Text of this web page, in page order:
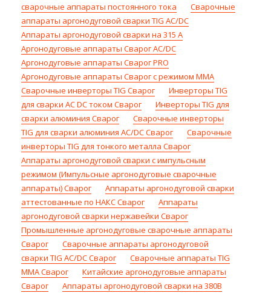
сварочные аппараты постоянного тока
Сварочные
аппараты аргонодуговой сварки TIG AC/DC
Аппараты аргонодуговой сварки на 315 А
Аргонодуговые аппараты Сварог AC/DC
Аргонодуговые аппараты Сварог PRO
Аргонодуговые аппараты Сварог с режимом ММА
Сварочные инверторы TIG Сварог
Инверторы TIG
для сварки AC DC током Сварог
Инверторы TIG для
сварки алюминия Сварог
Сварочные инверторы
TIG для сварки алюминия AC/DC Сварог
Сварочные
инверторы TIG для тонкого металла Сварог
Аппараты аргонодуговой сварки с импульсным
режимом (Импульсные аргонодуговые сварочные
аппараты) Сварог
Аппараты аргонодуговой сварки
аттестованные по НАКС Сварог
Аппараты
аргонодуговой сварки нержавейки Сварог
Промышленные аргонодуговые сварочные аппараты
Сварог
Сварочные аппараты аргонодуговой
сварки TIG AC/DC Сварог
Cварочные аппараты TIG
MMA Сварог
Китайские аргонодуговые аппараты
Сварог
Аппараты аргонодуговой сварки на 380В